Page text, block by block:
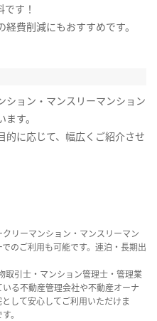
す！
経費削減にもおすすめです。
ション・マンスリーマンション
す。
的に応じて、幅広くご紹介させ
リーマンション・マンスリーマン
のご利用も可能です。連泊・長期出
引士・マンション管理士・管理業
る不動産管理会社や不動産オーナ
して安心してご利用いただけま
。